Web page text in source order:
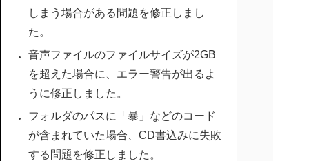
しまう場合がある問題を修正しまし
た。
音声ファイルのファイルサイズが2GB
を超えた場合に、エラー警告が出るよ
うに修正しました。
フォルダのパスに「暴」などのコード
が含まれていた場合、CD書込みに失敗
する問題を修正しました。